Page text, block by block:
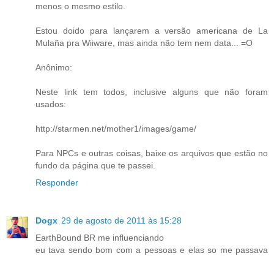
menos o mesmo estilo.
Estou doido para lançarem a versão americana de La
Mulaña pra Wiiware, mas ainda não tem nem data... =O
Anônimo:
Neste link tem todos, inclusive alguns que não foram
usados:
http://starmen.net/mother1/images/game/
Para NPCs e outras coisas, baixe os arquivos que estão no
fundo da página que te passei.
Responder
Dogx 29 de agosto de 2011 às 15:28
EarthBound BR me influenciando
eu tava sendo bom com a pessoas e elas so me passava